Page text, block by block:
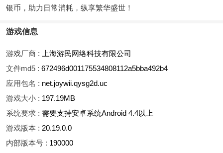
银币，助力日常消耗，纵享繁华盛世！
游戏信息
游戏厂商 :
上海游民网络科技有限公司
文件md5 : 672496d001175534808112a5bba492b4
应用包名 : net.joywii.qysg2d.uc
游戏大小 : 197.19MB
系统要求 : 需要支持安卓系统Android 4.4以上
游戏版本 : 20.19.0.0
内部版本号 : 190000